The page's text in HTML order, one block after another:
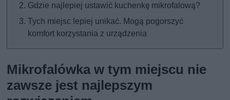
Gdzie najlepiej ustawić kuchenkę mikrofalową?
Tych miejsc lepiej unikać. Mogą pogorszyć
komfort korzystania z urządzenia
Mikrofalówka w tym miejscu nie
zawsze jest najlepszym